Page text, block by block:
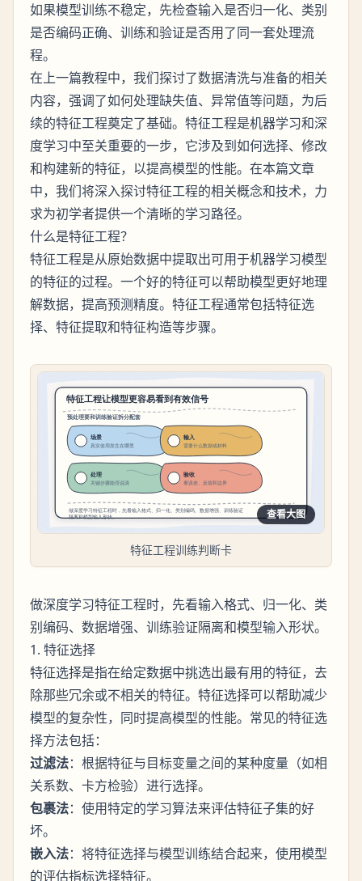
如果模型训练不稳定，先检查输入是否归一化、类别
是否编码正确、训练和验证是否用了同一套处理流
程。
在上一篇教程中，我们探讨了数据清洗与准备的相关
内容，强调了如何处理缺失值、异常值等问题，为后
续的特征工程奠定了基础。特征工程是机器学习和深
度学习中至关重要的一步，它涉及到如何选择、修改
和构建新的特征，以提高模型的性能。在本篇文章
中，我们将深入探讨特征工程的相关概念和技术，力
求为初学者提供一个清晰的学习路径。
什么是特征工程？
特征工程是从原始数据中提取出可用于机器学习模型
的特征的过程。一个好的特征可以帮助模型更好地理
解数据，提高预测精度。特征工程通常包括特征选
择、特征提取和特征构造等步骤。
查看大图
特征工程训练判断卡
做深度学习特征工程时，先看输入格式、归一化、类
别编码、数据增强、训练验证隔离和模型输入形状。
1. 特征选择
特征选择是指在给定数据中挑选出最有用的特征，去
除那些冗余或不相关的特征。特征选择可以帮助减少
模型的复杂性，同时提高模型的性能。常见的特征选
择方法包括：
过滤法：根据特征与目标变量之间的某种度量（如相
关系数、卡方检验）进行选择。
包裹法：使用特定的学习算法来评估特征子集的好
坏。
嵌入法：将特征选择与模型训练结合起来，使用模型
的评估指标选择特征。